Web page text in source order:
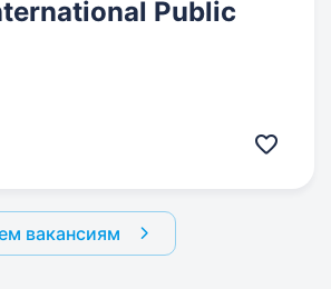
Public
вакансиям